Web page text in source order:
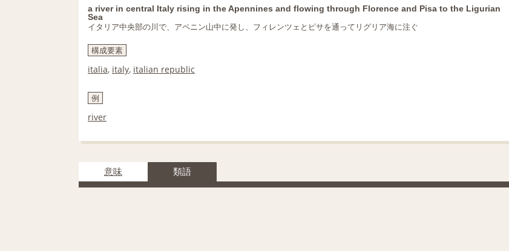
a river in central Italy rising in the Apennines and flowing through Florence and Pisa to the Ligurian
Sea
イタリア中央部の川で、アペニン山中に発し、フィレンツェとピサを通ってリグリア海に注ぐ
構成要素
italia, italy, italian republic
例
river
意味 類語